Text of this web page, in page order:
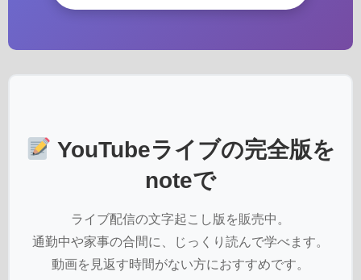
YouTubeライブの完全版を
noteで
ライブ配信の文字起こし版を販売中。
通勤中や家事の合間に、じっくり読んで学べます。
動画を見返す時間がない方におすすめです。